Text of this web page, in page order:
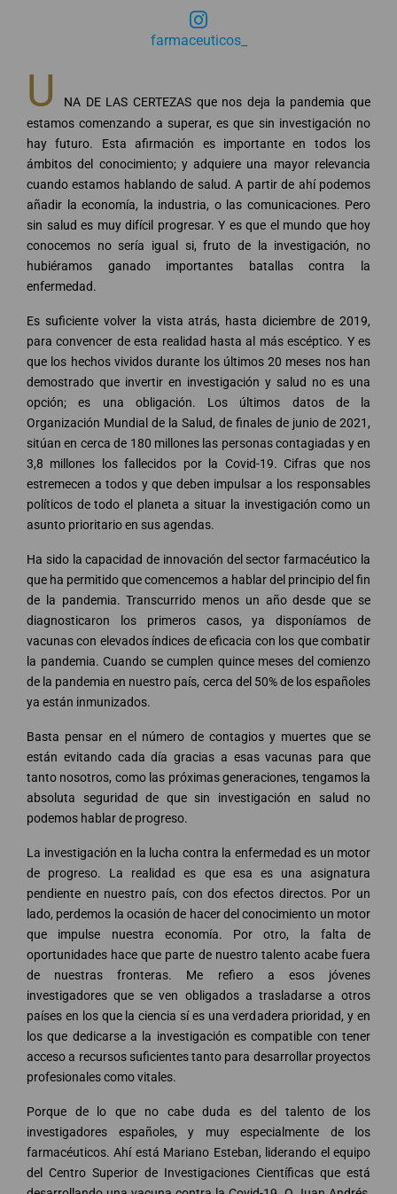
farmaceuticos_
U
NA DE LAS CERTEZAS que nos deja la pandemia que
estamos comenzando a superar, es que sin investigación no
hay futuro. Esta afirmación es importante en todos los
ámbitos del conocimiento; y adquiere una mayor relevancia
cuando estamos hablando de salud. A partir de ahí podemos
añadir la economía, la industria, o las comunicaciones. Pero
sin salud es muy difícil progresar. Y es que el mundo que hoy
conocemos no sería igual si, fruto de la investigación, no
hubiéramos ganado importantes batallas contra la
enfermedad.
Es suficiente volver la vista atrás, hasta diciembre de 2019,
para convencer de esta realidad hasta al más escéptico. Y es
que los hechos vividos durante los últimos 20 meses nos han
demostrado que invertir en investigación y salud no es una
opción; es una obligación. Los últimos datos de la
Organización Mundial de la Salud, de finales de junio de 2021,
sitúan en cerca de 180 millones las personas contagiadas y en
3,8 millones los fallecidos por la Covid-19. Cifras que nos
estremecen a todos y que deben impulsar a los responsables
políticos de todo el planeta a situar la investigación como un
asunto prioritario en sus agendas.
Ha sido la capacidad de innovación del sector farmacéutico la
que ha permitido que comencemos a hablar del principio del fin
de la pandemia. Transcurrido menos un año desde que se
diagnosticaron los primeros casos, ya disponíamos de
vacunas con elevados índices de eficacia con los que combatir
la pandemia. Cuando se cumplen quince meses del comienzo
de la pandemia en nuestro país, cerca del 50% de los españoles
ya están inmunizados.
Basta pensar en el número de contagios y muertes que se
están evitando cada día gracias a esas vacunas para que
tanto nosotros, como las próximas generaciones, tengamos la
absoluta seguridad de que sin investigación en salud no
podemos hablar de progreso.
La investigación en la lucha contra la enfermedad es un motor
de progreso. La realidad es que esa es una asignatura
pendiente en nuestro país, con dos efectos directos. Por un
lado, perdemos la ocasión de hacer del conocimiento un motor
que impulse nuestra economía. Por otro, la falta de
oportunidades hace que parte de nuestro talento acabe fuera
de nuestras fronteras. Me refiero a esos jóvenes
investigadores que se ven obligados a trasladarse a otros
países en los que la ciencia sí es una verdadera prioridad, y en
los que dedicarse a la investigación es compatible con tener
acceso a recursos suficientes tanto para desarrollar proyectos
profesionales como vitales.
Porque de lo que no cabe duda es del talento de los
investigadores españoles, y muy especialmente de los
farmacéuticos. Ahí está Mariano Esteban, liderando el equipo
del Centro Superior de Investigaciones Científicas que está